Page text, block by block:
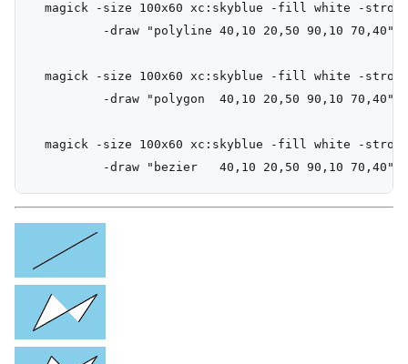
magick -size 100x60 xc:skyblue -fill white -
-draw "polyline 40,10 20,50 90,10 70,40"
magick -size 100x60 xc:skyblue -fill white -
-draw "polygon  40,10 20,50 90,10 70,40"
magick -size 100x60 xc:skyblue -fill white -